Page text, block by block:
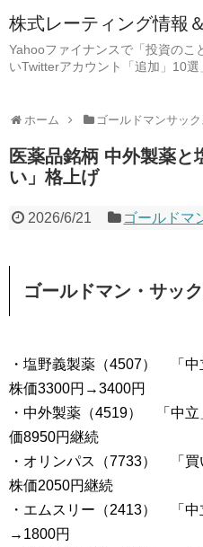
株式レーティング情報
Yahooファイナンスで「投資のこ
いTwitterアカウント「追加」10選
ホーム ゴールドマンサッ
医薬品銘柄 中外製薬と
い」格上げ
2026/6/21 ゴールドマ
ゴールドマン・サッ
・塩野義製薬（4507） 「
株価3300円→3400円
・中外製薬（4519） 「中
価8950円継続
・オリンパス（7733） 「
株価2050円継続
・エムスリー（2413） 「
→1800円